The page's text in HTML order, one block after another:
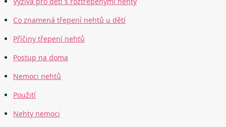
Co znamená třepení nehtů u dětí
Příčiny třepení nehtů
Postup na doma
Nemoci nehtů
Použití
Nehty nemoci